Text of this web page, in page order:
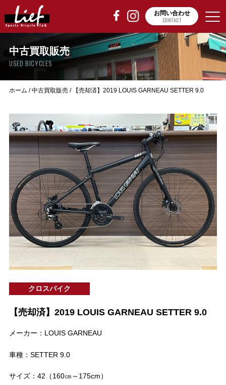
お問い合わせ
CONTACT
中古買取販売
USED BICYCLES
ホーム /中古買取販売/ 【売却済】2019 LOUIS GARNEAU SETTER 9.0
クロスバイク
【売却済】2019 LOUIS GARNEAU SETTER 9.0
メーカー：LOUIS GARNEAU
車種：SETTER 9.0
サイズ：42（160㎝～175cm）